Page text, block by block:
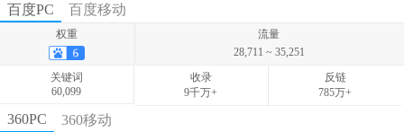
百度PC
百度移动
权重
流量
28,711 ~ 35,251
关键词
60,099
收录
9千万+
反链
785万+
权重
360PC 360移动